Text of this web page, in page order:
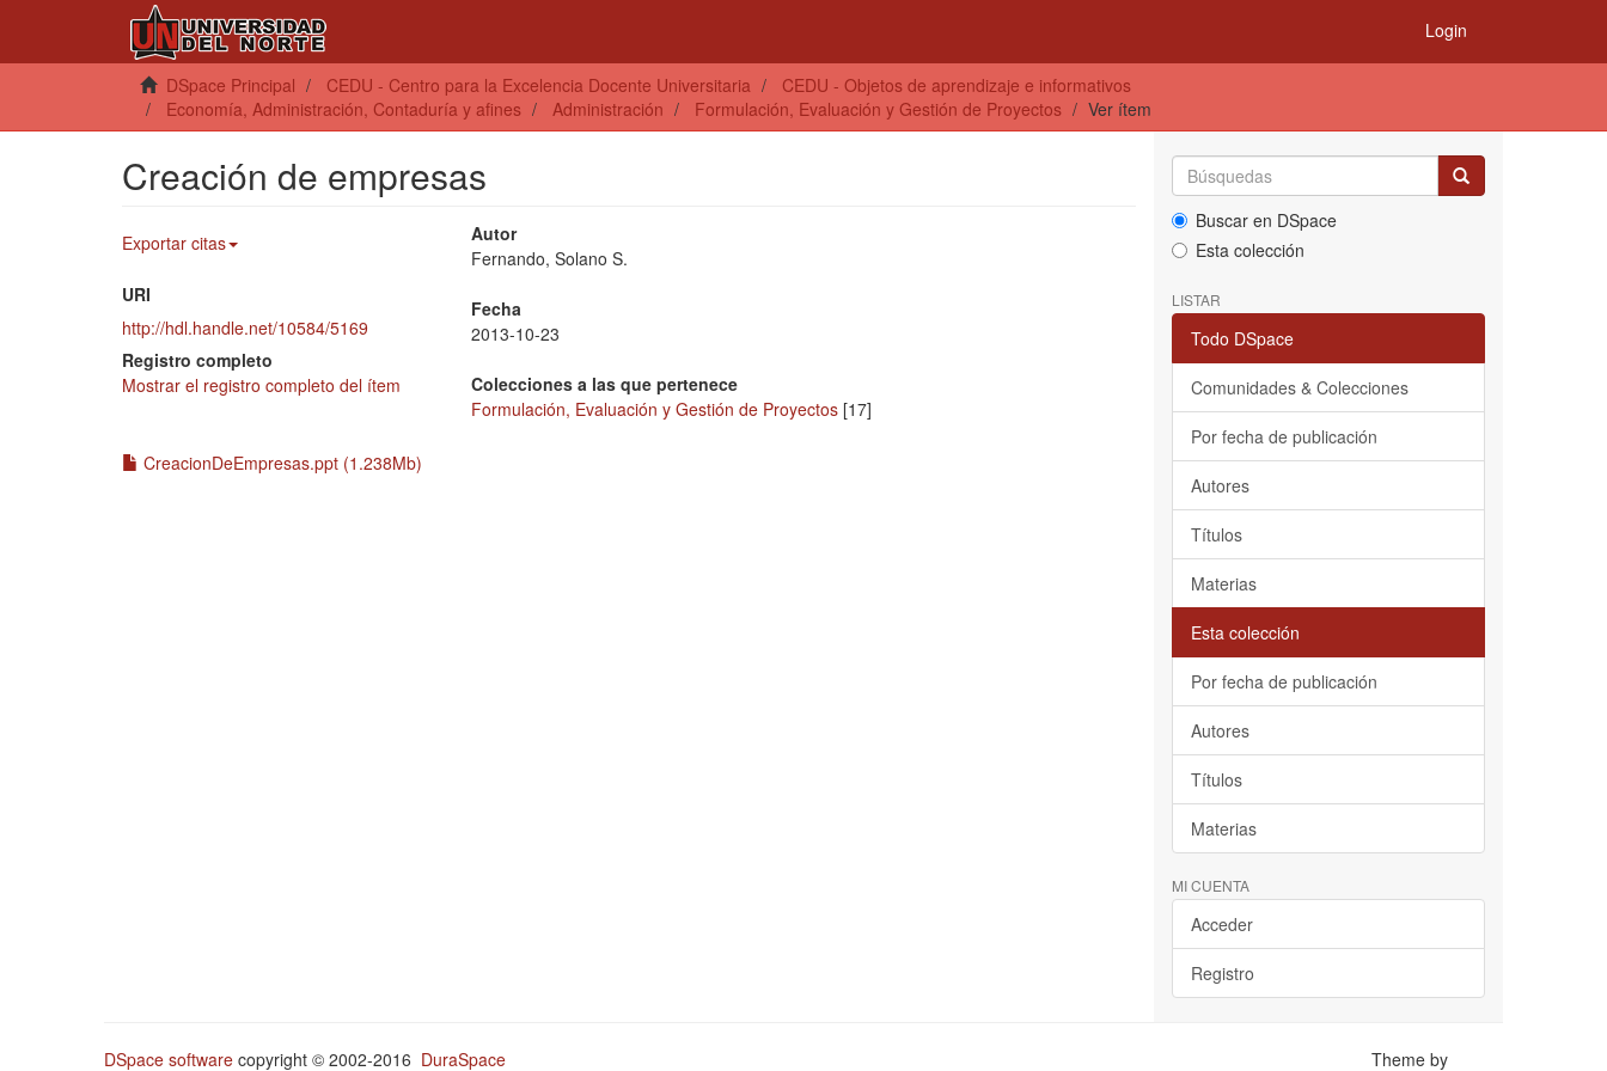
Login
DSpace Principal CEDU - Centro para la Excelencia Docente Universitaria
CEDU - Objetos de aprendizaje e informativos
Economía, Administración, Contaduría y afines
Administración Formulación, Evaluación y Gestión de Proyectos Ver ítem
Creación de empresas
Exportar citas
URI
http://hdl.handle.net/10584/5169
Registro completo
Mostrar el registro completo del ítem
Autor
Fernando, Solano S.
Fecha
2013-10-23
Colecciones a las que pertenece
Formulación, Evaluación y Gestión de Proyectos [17]
CreacionDeEmpresas.ppt (1.238Mb)
Buscar en DSpace
Esta colección
LISTAR
Todo DSpace
Comunidades & Colecciones
Por fecha de publicación
Autores
Títulos
Materias
Esta colección
Por fecha de publicación
Autores
Títulos
Materias
MI CUENTA
Acceder
Registro
DSpace software copyright © 2002-2016 DuraSpace Theme by